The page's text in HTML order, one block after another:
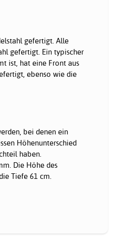
gefertigt. Alle
gefertigt. Ein typischer
ist, hat eine Front aus
ebenso wie die
bei denen ein
Höhenunterschied
haben.
Die Höhe des
Tiefe 61 cm.